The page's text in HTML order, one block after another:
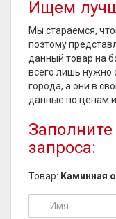
Ищем
Мы стараемся,
поэтому
данный товар на
всего лишь нужно
города, а они в
данные по ценам
запроса:
Товар: Каминная